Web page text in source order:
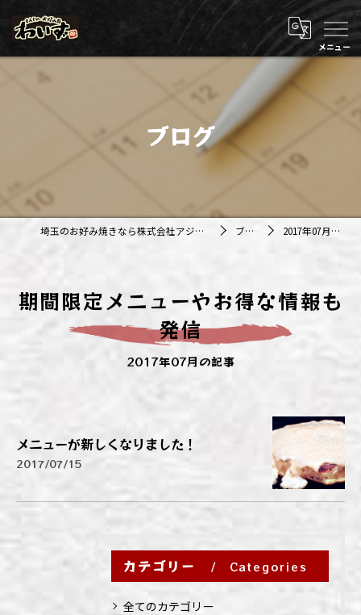
ブログ
埼玉のお好み焼きなら株式会社アジルカンパニー ブログ 2017年07月の記事
期間限定メニューやお得な情報も
発信
2017年07月の記事
メニューが新しくなりました！
2017/07/15
カテゴリー Categories
全てのカテゴリー